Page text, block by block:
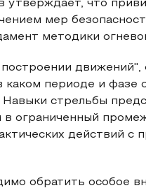
утверждает, что
мер
методики
движений",
периоде и фазе
стрельбы
ограниченный
действий с
обратить особое